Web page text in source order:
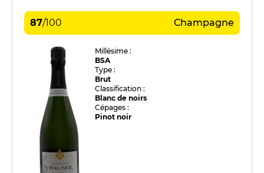
87/100 Champagne
Millésime :
BSA
Type :
Brut
Classification :
Blanc de noirs
Cépages :
Pinot noir